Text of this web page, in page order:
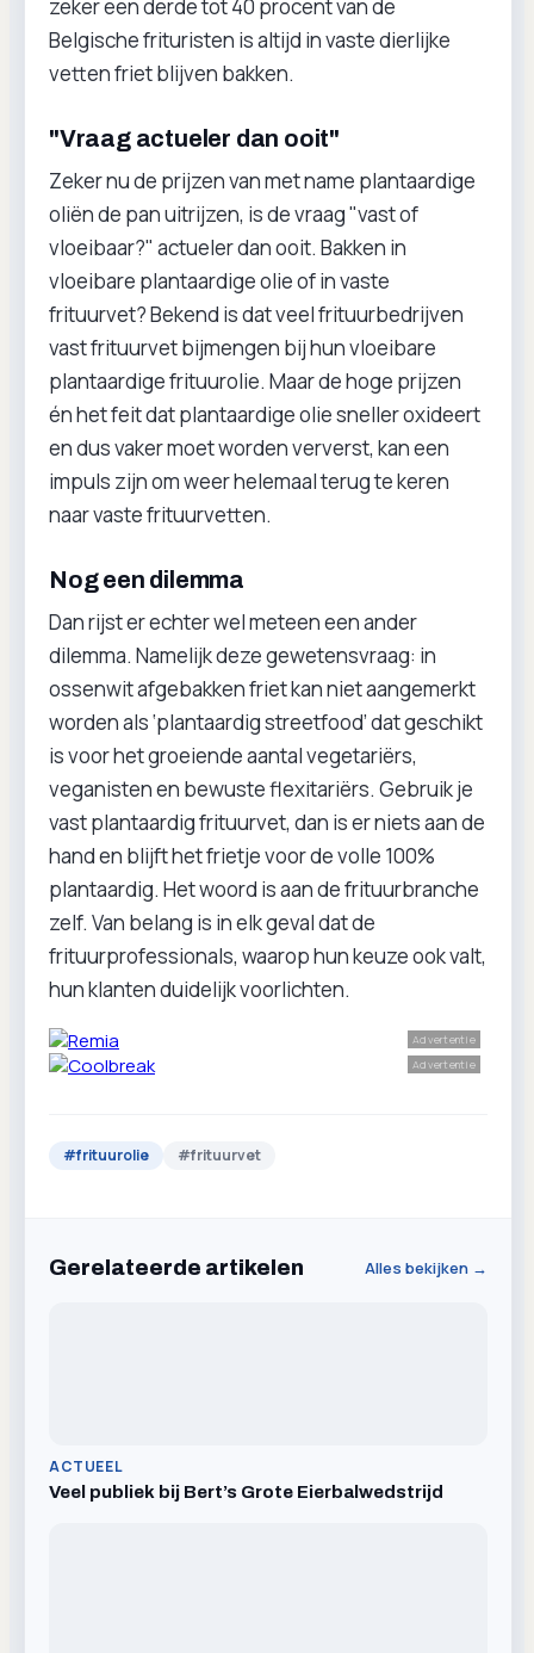
zeker een derde tot 40 procent van de
Belgische frituristen is altijd in vaste dierlijke
vetten friet blijven bakken.
"Vraag actueler dan ooit"
Zeker nu de prijzen van met name plantaardige
oliën de pan uitrijzen, is de vraag "vast of
vloeibaar?" actueler dan ooit. Bakken in
vloeibare plantaardige olie of in vaste
frituurvet? Bekend is dat veel frituurbedrijven
vast frituurvet bijmengen bij hun vloeibare
plantaardige frituurolie. Maar de hoge prijzen
én het feit dat plantaardige olie sneller oxideert
en dus vaker moet worden ververst, kan een
impuls zijn om weer helemaal terug te keren
naar vaste frituurvetten.
Nog een dilemma
Dan rijst er echter wel meteen een ander
dilemma. Namelijk deze gewetensvraag: in
ossenwit afgebakken friet kan niet aangemerkt
worden als ‘plantaardig streetfood’ dat geschikt
is voor het groeiende aantal vegetariërs,
veganisten en bewuste flexitariërs. Gebruik je
vast plantaardig frituurvet, dan is er niets aan de
hand en blijft het frietje voor de volle 100%
plantaardig. Het woord is aan de frituurbranche
zelf. Van belang is in elk geval dat de
frituurprofessionals, waarop hun keuze ook valt,
hun klanten duidelijk voorlichten.
Advertentie
Advertentie
#frituurolie #frituurvet
Gerelateerde artikelen Alles bekijken →
ACTUEEL
Veel publiek bij Bert’s Grote Eierbalwedstrijd